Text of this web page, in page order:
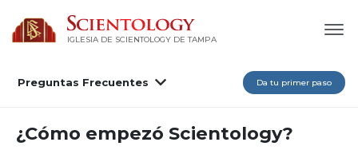
IGLESIA DE SCIENTOLOGY DE TAMPA
Preguntas Frecuentes Da tu primer paso
¿Cómo empezó Scientology?